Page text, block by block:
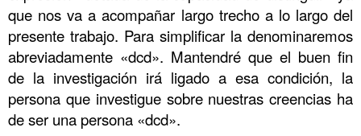
que nos va a acompañar largo trecho a lo largo del
presente trabajo. Para simplificar la denominaremos
abreviadamente «dcd». Mantendré que el buen fin
de la investigación irá ligado a esa condición, la
persona que investigue sobre nuestras creencias ha
de ser una persona «dcd».